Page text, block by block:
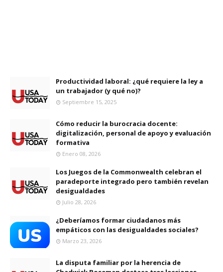
Productividad laboral: ¿qué requiere la ley a
un trabajador (y qué no)?
Septiembre 15, 2025
Cómo reducir la burocracia docente:
digitalización, personal de apoyo y evaluación
formativa
Enero 08, 2026
Los Juegos de la Commonwealth celebran el
paradeporte integrado pero también revelan
desigualdades
Julio 28, 2026
¿Deberíamos formar ciudadanos más
empáticos con las desigualdades sociales?
Marzo 23, 2026
La disputa familiar por la herencia de